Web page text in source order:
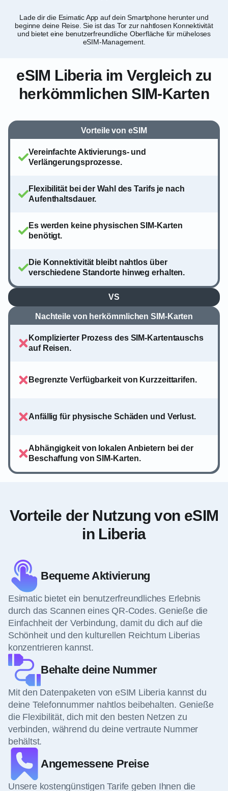
Lade dir die Esimatic App auf dein Smartphone herunter und
beginne deine Reise. Sie ist das Tor zur nahtlosen Konnektivität
und bietet eine benutzerfreundliche Oberfläche für müheloses
eSIM-Management.
eSIM Liberia im Vergleich zu
herkömmlichen SIM-Karten
Vorteile von eSIM
Vereinfachte Aktivierungs- und
Verlängerungsprozesse.
Flexibilität bei der Wahl des Tarifs je nach
Aufenthaltsdauer.
Es werden keine physischen SIM-Karten
benötigt.
Die Konnektivität bleibt nahtlos über
verschiedene Standorte hinweg erhalten.
VS
Nachteile von herkömmlichen SIM-Karten
Komplizierter Prozess des SIM-Kartentauschs
auf Reisen.
Begrenzte Verfügbarkeit von Kurzzeittarifen.
Anfällig für physische Schäden und Verlust.
Abhängigkeit von lokalen Anbietern bei der
Beschaffung von SIM-Karten.
Vorteile der Nutzung von eSIM
in Liberia
Bequeme Aktivierung
Esimatic bietet ein benutzerfreundliches Erlebnis
durch das Scannen eines QR-Codes. Genieße die
Einfachheit der Verbindung, damit du dich auf die
Schönheit und den kulturellen Reichtum Liberias
konzentrieren kannst.
Behalte deine Nummer
Mit den Datenpaketen von eSIM Liberia kannst du
deine Telefonnummer nahtlos beibehalten. Genieße
die Flexibilität, dich mit den besten Netzen zu
verbinden, während du deine vertraute Nummer
behältst.
Angemessene Preise
Unsere kostengünstigen Tarife geben Ihnen die